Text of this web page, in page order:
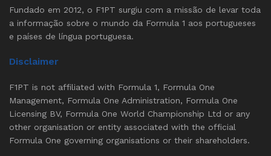
Fundado em 2012, o F1PT surgiu com a missão de levar toda
a informação sobre o mundo da Formula 1 aos portugueses
e países de língua portuguesa.
Disclaimer
F1PT is not affiliated with Formula 1, Formula One
Management, Formula One Administration, Formula One
Licensing BV, Formula One World Championship Ltd or any
other organisation or entity associated with the official
Formula One governing organisations or their shareholders.